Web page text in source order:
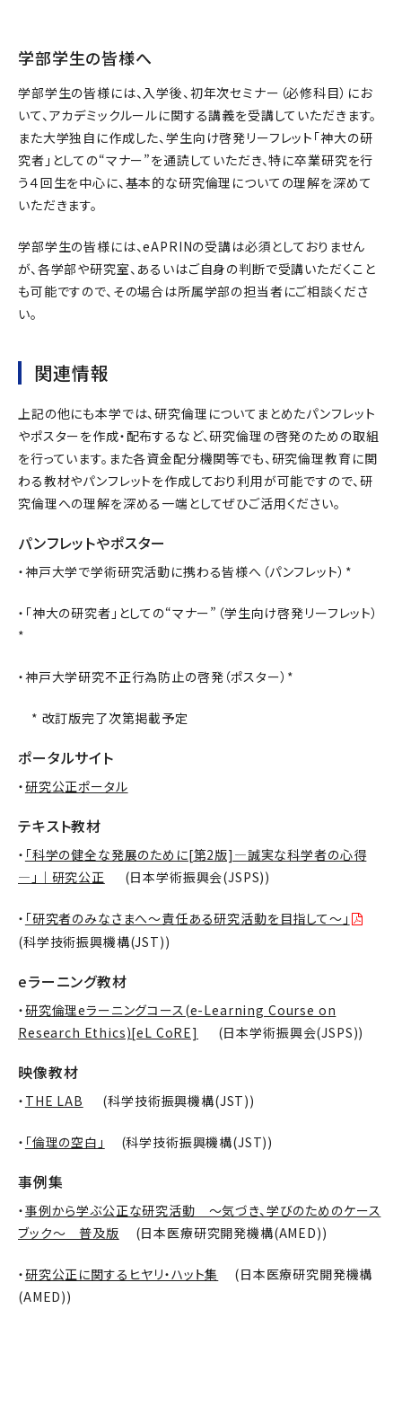
学部学生の皆様へ
学部学生の皆様には、入学後、初年次セミナー（必修科目）にお
いて、アカデミックルールに関する講義を受講していただきます。
また大学独自に作成した、学生向け啓発リーフレット「神大の研
究者」としての“マナー”を通読していただき、特に卒業研究を行
う４回生を中心に、基本的な研究倫理についての理解を深めて
いただきます。
学部学生の皆様には、eAPRINの受講は必須としておりません
が、各学部や研究室、あるいはご自身の判断で受講いただくこと
も可能ですので、その場合は所属学部の担当者にご相談くださ
い。
関連情報
上記の他にも本学では、研究倫理についてまとめたパンフレット
やポスターを作成・配布するなど、研究倫理の啓発のための取組
を行っています。また各資金配分機関等でも、研究倫理教育に関
わる教材やパンフレットを作成しており利用が可能ですので、研
究倫理への理解を深める一端としてぜひご活用ください。
パンフレットやポスター
・神戸大学で学術研究活動に携わる皆様へ（パンフレット）*
・「神大の研究者」としての“マナー”（学生向け啓発リーフレット）
*
・神戸大学研究不正行為防止の啓発（ポスター）*
* 改訂版完了次第掲載予定
ポータルサイト
・研究公正ポータル
テキスト教材
・ 「科学の健全な発展のために[第2版]—誠実な科学者の心得
—」｜研究公正
(日本学術振興会(JSPS))
・ 「研究者のみなさまへ～責任ある研究活動を目指して～」
(科学技術振興機構(JST))
eラーニング教材
・研究倫理eラーニングコース(e-Learning Course on
Research Ethics)[eL CoRE]
(日本学術振興会(JSPS))
映像教材
・ THE LAB (科学技術振興機構(JST))
・ 「倫理の空白」 (科学技術振興機構(JST))
事例集
・事例から学ぶ公正な研究活動 ～気づき、学びのためのケース
ブック～ 普及版
(日本医療研究開発機構(AMED))
・研究公正に関するヒヤリ・ハット集
(日本医療研究開発機構
(AMED))